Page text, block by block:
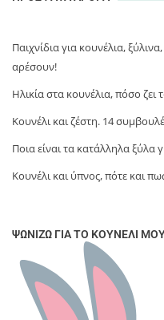
Παιχνίδια για κουνέλια,
αρέσουν!
Ηλικία στα κουνέλια, πόσο ζει
Κουνέλι και ζέστη. 14
Ποια είναι τα κατάλληλα ξύλα
Κουνέλι και ύπνος, πότε και
ΨΩΝΊΖΩ ΓΙΑ ΤΟ ΚΟΥΝΈΛΙ